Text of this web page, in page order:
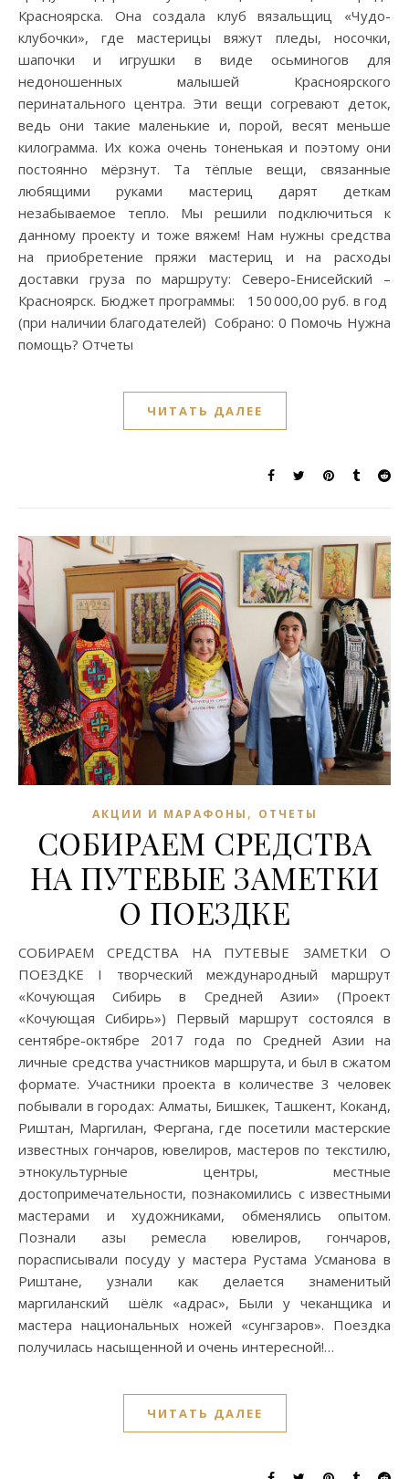
Красноярска. Она создала клуб вязальщиц «Чудо-
клубочки», где мастерицы вяжут пледы, носочки,
шапочки и игрушки в виде осьминогов для
недоношенных малышей Красноярского
перинатального центра. Эти вещи согревают деток,
ведь они такие маленькие и, порой, весят меньше
килограмма. Их кожа очень тоненькая и поэтому они
постоянно мёрзнут. Та тёплые вещи, связанные
любящими руками мастериц дарят деткам
незабываемое тепло. Мы решили подключиться к
данному проекту и тоже вяжем! Нам нужны средства
на приобретение пряжи мастериц и на расходы
доставки груза по маршруту: Северо-Енисейский –
Красноярск. Бюджет программы: 150 000,00 руб. в год
(при наличии благодателей) Собрано: 0 Помочь Нужна
помощь? Отчеты
ЧИТАТЬ ДАЛЕЕ
АКЦИИ И МАРАФОНЫ , ОТЧЕТЫ
СОБИРАЕМ СРЕДСТВА
НА ПУТЕВЫЕ ЗАМЕТКИ
О ПОЕЗДКЕ
СОБИРАЕМ СРЕДСТВА НА ПУТЕВЫЕ ЗАМЕТКИ О
ПОЕЗДКЕ I творческий международный маршрут
«Кочующая Сибирь в Средней Азии» (Проект
«Кочующая Сибирь») Первый маршрут состоялся в
сентябре-октябре 2017 года по Средней Азии на
личные средства участников маршрута, и был в сжатом
формате. Участники проекта в количестве 3 человек
побывали в городах: Алматы, Бишкек, Ташкент, Коканд,
Риштан, Маргилан, Фергана, где посетили мастерские
известных гончаров, ювелиров, мастеров по текстилю,
этнокультурные центры, местные
достопримечательности, познакомились с известными
мастерами и художниками, обменялись опытом.
Познали азы ремесла ювелиров, гончаров,
порасписывали посуду у мастера Рустама Усманова в
Риштане, узнали как делается знаменитый
маргиланский шёлк «адрас», Были у чеканщика и
мастера национальных ножей «сунгзаров». Поездка
получилась насыщенной и очень интересной!…
ЧИТАТЬ ДАЛЕЕ